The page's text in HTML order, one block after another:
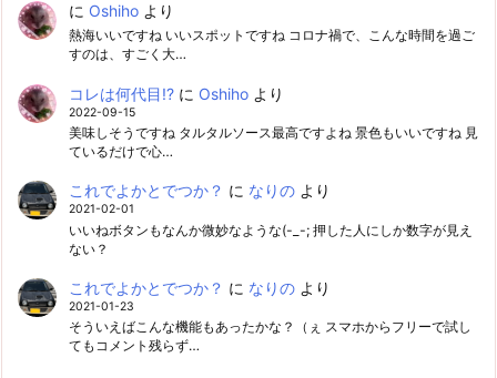
に Oshihoより
熱海いいですね いいスポットですね コロナ禍で、こんな時間を過ご
すのは、すごく大…
コレは何代目!?に Oshihoより
2022-09-15
美味しそうですね タルタルソース最高ですよね 景色もいいですね 見
ているだけで心…
これでよかとでつか？ に なりのより
2021-02-01
いいねボタンもなんか微妙なような(-_-; 押した人にしか数字が見え
ない？
これでよかとでつか？ に なりのより
2021-01-23
そういえばこんな機能もあったかな？（ぇ スマホからフリーで試し
てもコメント残らず…